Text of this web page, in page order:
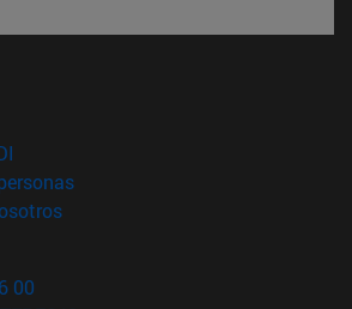
en nueva ventana)
(abre en nueva ventana)
(abre en nueva ventana)
00